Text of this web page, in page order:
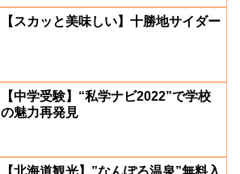
【スカッと美味しい】十勝地サイダー
【中学受験】“私学ナビ2022”で学校
の魅力再発見
【北海道観光】”なんぽろ温泉”無料入